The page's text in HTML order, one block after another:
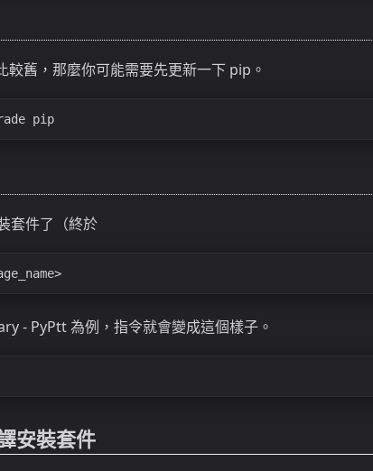
舊，那麼你可能需要先更新一下 pip。
pip
套件了（終於
- PyPtt 為例，指令就會變成這個樣子。
安裝套件